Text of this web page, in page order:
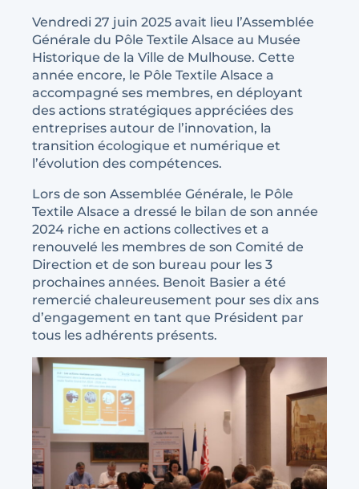
Vendredi 27 juin 2025 avait lieu l’Assemblée
Générale du Pôle Textile Alsace au Musée
Historique de la Ville de Mulhouse. Cette
année encore, le Pôle Textile Alsace a
accompagné ses membres, en déployant
des actions stratégiques appréciées des
entreprises autour de l’innovation, la
transition écologique et numérique et
l’évolution des compétences.
Lors de son Assemblée Générale, le Pôle
Textile Alsace a dressé le bilan de son année
2024 riche en actions collectives et a
renouvelé les membres de son Comité de
Direction et de son bureau pour les 3
prochaines années. Benoit Basier a été
remercié chaleureusement pour ses dix ans
d’engagement en tant que Président par
tous les adhérents présents.